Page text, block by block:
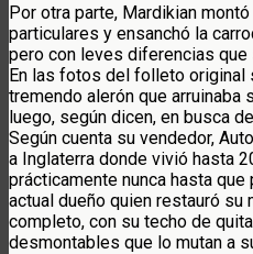
Por otra parte, Mardikian
particulares y ensanchó la
pero con leves diferencias que
En las fotos del folleto original
tremendo alerón que
luego, según dicen, en busca
Según cuenta su vendedor,
a Inglaterra donde vivió hasta
prácticamente nunca hasta
actual dueño quien restauró su
completo, con su techo de
desmontables que lo mutan a